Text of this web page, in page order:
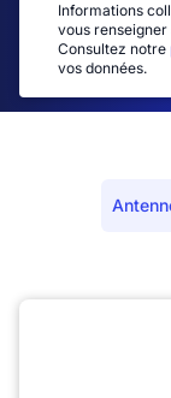
Informations
vous
Consultez notre
vos données.